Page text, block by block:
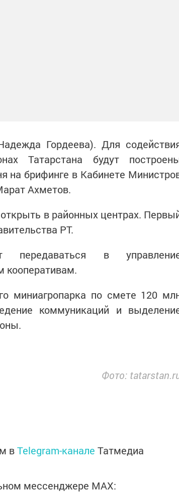
Гордеева). Для
Татарстана будут
на брифинге в Кабинете
Ахметов.
в районных центрах.
РТ.
передаваться в
кооперативам.
миниагропарка по смете 120
коммуникаций и
Фото:
вTelegram-канале Татмедиа
мессенджере MАХ: